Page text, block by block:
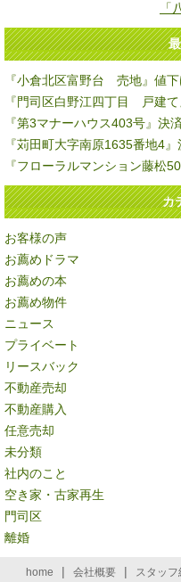
『小倉北区富野台 売地』値
『門司区白野江四丁目 戸建
『第3マナーハウス403号』決
『苅田町大字南原1635番地4
『フローラルマンション藤松
カ
お客様の声
お薦めドラマ
お薦めの本
お薦め物件
ニュース
プライベート
リースバック
不動産売却
不動産購入
任意売却
未分類
社内のこと
空き家・古家再生
門司区
離婚
home | 会社概要 | スタッフ